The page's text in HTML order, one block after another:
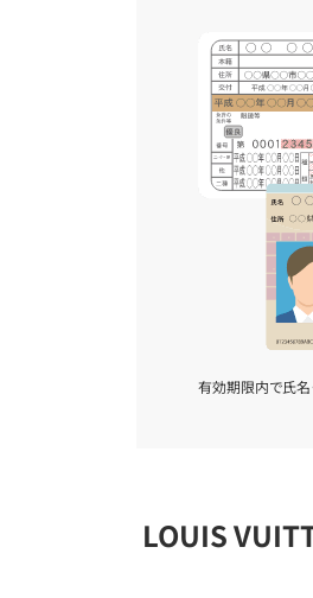
有効期限内で氏名
LOUIS